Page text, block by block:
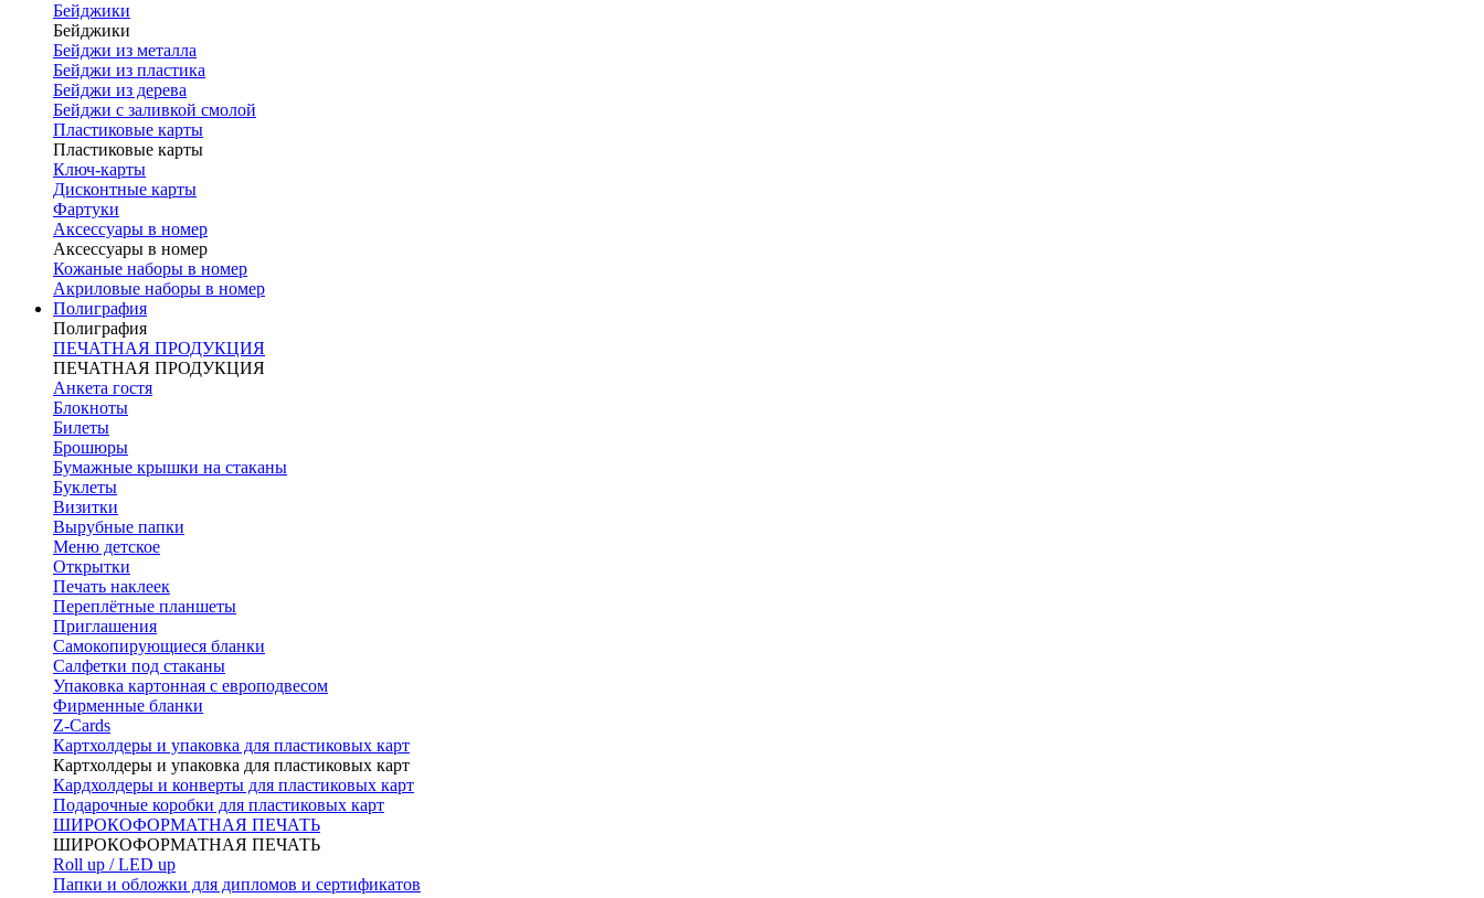
Бейджики
Бейджики
Бейджи из металла
Бейджи из пластика
Бейджи из дерева
Бейджи с заливкой смолой
Пластиковые карты
Пластиковые карты
Ключ-карты
Дисконтные карты
Фартуки
Аксессуары в номер
Аксессуары в номер
Кожаные наборы в номер
Акриловые наборы в номер
Полиграфия
Полиграфия
ПЕЧАТНАЯ ПРОДУКЦИЯ
ПЕЧАТНАЯ ПРОДУКЦИЯ
Анкета гостя
Блокноты
Билеты
Брошюры
Бумажные крышки на стаканы
Буклеты
Визитки
Вырубные папки
Меню детское
Открытки
Печать наклеек
Переплётные планшеты
Приглашения
Самокопирующиеся бланки
Салфетки под стаканы
Упаковка картонная с европодвесом
Фирменные бланки
Z-Cards
Картхолдеры и упаковка для пластиковых карт
Картхолдеры и упаковка для пластиковых карт
Кардхолдеры и конверты для пластиковых карт
Подарочные коробки для пластиковых карт
ШИРОКОФОРМАТНАЯ ПЕЧАТЬ
ШИРОКОФОРМАТНАЯ ПЕЧАТЬ
Roll up / LED up
Папки и обложки для дипломов и сертификатов